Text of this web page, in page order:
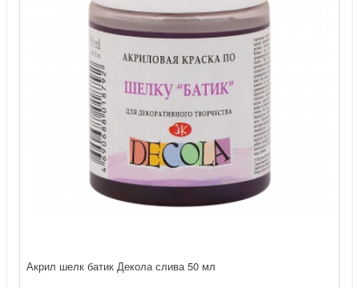
Акрил шелк батик Декола слива 50 мл